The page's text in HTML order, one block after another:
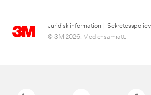
Juridisk information Sekretesspolicy
© 3M 2026. Med ensamrätt.